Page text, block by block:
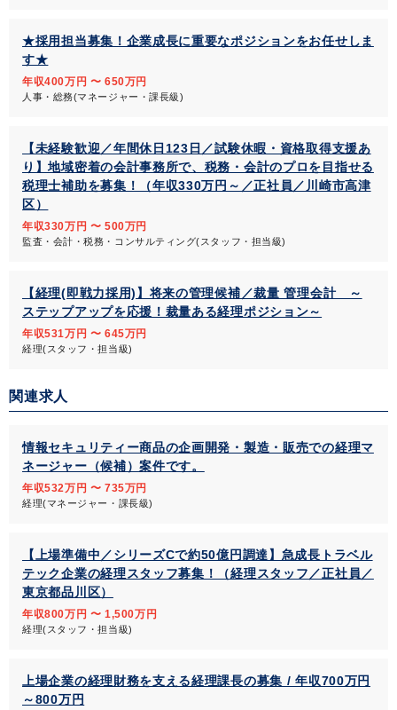
★採用担当募集！企業成長に重要なポジションをお任せしま
す★
年収400万円 〜 650万円
人事・総務(マネージャー・課長級)
【未経験歓迎／年間休日123日／試験休暇・資格取得支援あ
り】地域密着の会計事務所で、税務・会計のプロを目指せる
税理士補助を募集！（年収330万円～／正社員／川崎市高津
区）
年収330万円 〜 500万円
監査・会計・税務・コンサルティング(スタッフ・担当級)
【経理(即戦力採用)】将来の管理候補／裁量 管理会計 ～
ステップアップを応援！裁量ある経理ポジション～
年収531万円 〜 645万円
経理(スタッフ・担当級)
関連求人
情報セキュリティー商品の企画開発・製造・販売での経理マ
ネージャー（候補）案件です。
年収532万円 〜 735万円
経理(マネージャー・課長級)
【上場準備中／シリーズCで約50億円調達】急成長トラベル
テック企業の経理スタッフ募集！（経理スタッフ／正社員／
東京都品川区）
年収800万円 〜 1,500万円
経理(スタッフ・担当級)
上場企業の経理財務を支える経理課長の募集 / 年収700万円
～800万円